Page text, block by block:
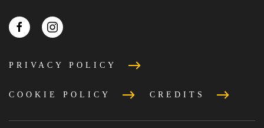
PRIVACY POLICY
COOKIE POLICY CREDITS